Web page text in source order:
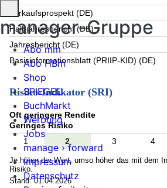
Verkaufsprospekt (DE)
Halbjahresbericht (DE)
Jahresbericht (DE)
Basisinformationsblatt (PRIIP-KID) (DE)
Risiko-Indikator (SRI)
Oft geringere Rendite
Geringes Risiko
1
2 3 4
Je höher der Wert, umso höher das mit dem
Risiko.
Stand: 01.04.2026
manager-Gruppe
Abo mm
Abo HBm
Shop
SPIEGEL
BuchMarkt
Werbung
Jobs
manage › forward
Impressum
Datenschutz